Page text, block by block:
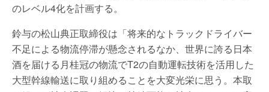
のレベル4化を計画する。
鈴与の松山典正取締役は「将来的なトラックドライバー
不足による物流停滞が懸念されるなか、世界に誇る日本
酒を届ける月桂冠の物流でT2の自動運転技術を活用した
大型幹線輸送に取り組めることを大変光栄に思う。本取